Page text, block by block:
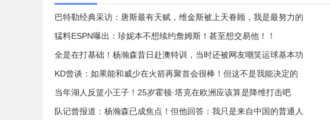
巴特勒经典采访：唐斯最有天赋，维金斯被上天眷顾，我是最努力的
猛料ESPN曝出：珍妮本不想续约詹姆斯！甚至想交易他！！
全是在打基础！杨瀚森昔日赴澳特训，当时还被网友嘲笑运球基本功
KD曾谈：如果能和威少在火箭再聚首会很棒！但这不是我能决定的
当年湖人反篮小王子！25岁霍顿·塔克在欧洲应该算是降维打击吧
队记曾报道：杨瀚森已成焦点！但他回答：我只是来自中国的普通人